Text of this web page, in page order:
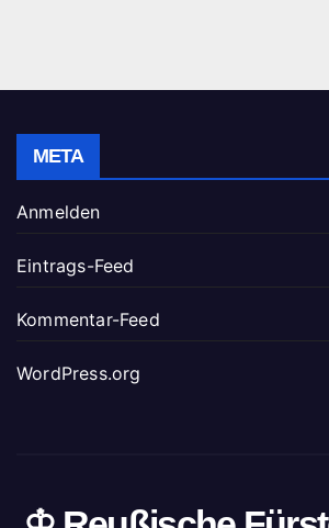
META
Anmelden
Eintrags-Feed
Kommentar-Feed
WordPress.org